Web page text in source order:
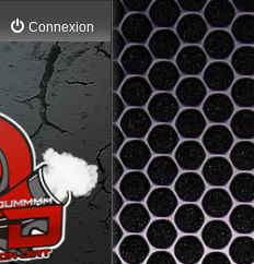
Connexion